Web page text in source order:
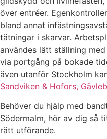
över entréer.
bland annat
tätningar i skarvar.
användes lätt ställning
via portgång på bokade
även utanför Stockholm
Sandviken & Hofors,
Behöver du hjälp med
Södermalm, hör av dig så
rätt utförande.